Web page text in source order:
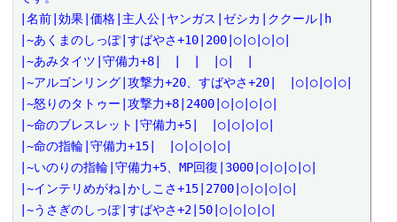
|名前|効果|価格|主人公|ヤンガス|ゼシカ|ククール|h
|~あくまのしっぽ|すばやさ+10|200|○|○|○|○|
|~あみタイツ|守備力+8|　|　|　|○|　|
|~アルゴンリング|攻撃力+20、すばやさ+20|　|○|○|○|○|
|~怒りのタトゥー|攻撃力+8|2400|○|○|○|○|
|~命のブレスレット|守備力+5|　|○|○|○|○|
|~命の指輪|守備力+15|　|○|○|○|○|
|~いのりの指輪|守備力+5、MP回復|3000|○|○|○|○|
|~インテリめがね|かしこさ+15|2700|○|○|○|○|
|~うさぎのしっぽ|すばやさ+2|50|○|○|○|○|